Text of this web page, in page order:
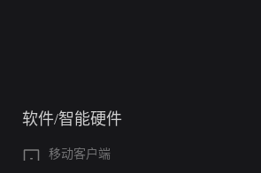
软件/智能硬件
移动客户端